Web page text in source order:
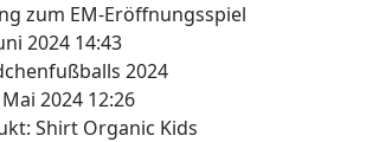
zum EM-Eröffnungsspiel
2024 14:43
2024
2024 12:26
Shirt Organic Kids